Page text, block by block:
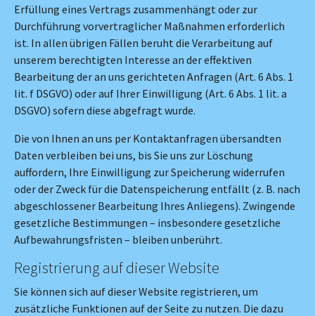
Erfüllung eines Vertrags zusammenhängt oder zur
Durchführung vorvertraglicher Maßnahmen erforderlich
ist. In allen übrigen Fällen beruht die Verarbeitung auf
unserem berechtigten Interesse an der effektiven
Bearbeitung der an uns gerichteten Anfragen (Art. 6 Abs. 1
lit. f DSGVO) oder auf Ihrer Einwilligung (Art. 6 Abs. 1 lit. a
DSGVO) sofern diese abgefragt wurde.
Die von Ihnen an uns per Kontaktanfragen übersandten
Daten verbleiben bei uns, bis Sie uns zur Löschung
auffordern, Ihre Einwilligung zur Speicherung widerrufen
oder der Zweck für die Datenspeicherung entfällt (z. B. nach
abgeschlossener Bearbeitung Ihres Anliegens). Zwingende
gesetzliche Bestimmungen – insbesondere gesetzliche
Aufbewahrungsfristen – bleiben unberührt.
Registrierung auf dieser Website
Sie können sich auf dieser Website registrieren, um
zusätzliche Funktionen auf der Seite zu nutzen. Die dazu